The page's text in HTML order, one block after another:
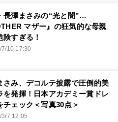
長澤まさみの“光と闇”…
マザー』の狂気的な母親
険すぎる！
7/10 17:30
さみ、デコルテ披露で圧倒的美
を発揮！日本アカデミー賞ドレ
チェック＜写真30点＞
3/7 12:05